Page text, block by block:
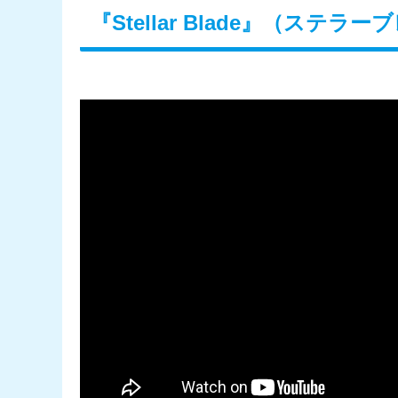
『Stellar Blade』（ステラー